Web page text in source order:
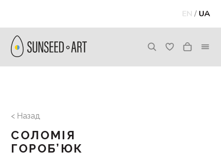
EN / UA
< Назад
СОЛОМІЯ
ГОРОБ’ЮК